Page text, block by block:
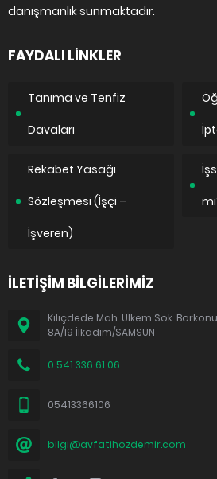
danışmanlık sunmaktadır.
FAYDALI LİNKLER
Tanıma ve Tenfiz
Davaları
Rekabet Yasağı
Sözleşmesi (İşçi –
İşveren)
İLETİŞİM BİLGİLERİMİZ
Kılıçdede Mah. Ülkem Sok.
8A/19 İlkadım/SAMSUN
0 541 336 61 06
05413366106
bilgi@avfatihozdemir.com